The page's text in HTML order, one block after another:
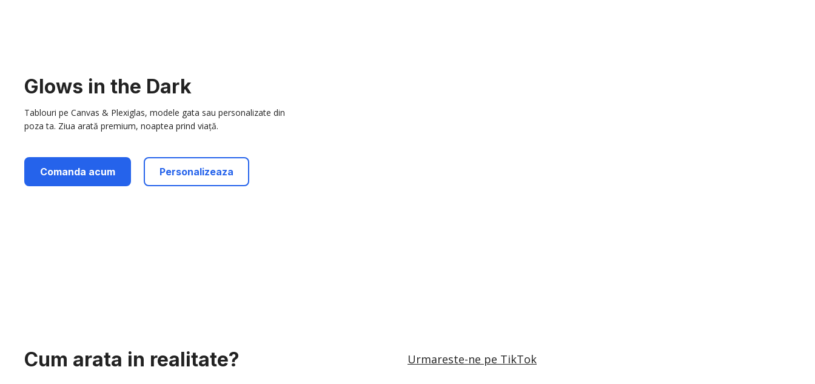
Glows in the Dark
Tablouri pe Canvas & Plexiglas, modele gata sau personalizate din
poza ta. Ziua arată premium, noaptea prind viață.
Comanda acum Personalizeaza
Cum arata in realitate? Urmareste-ne pe TikTok